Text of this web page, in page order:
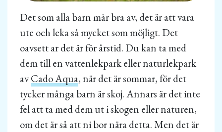
Det som alla barn mår bra av, det är att vara
ute och leka så mycket som möjligt. Det
oavsett ar det är för årstid. Du kan ta med
dem till en vattenlekpark eller naturlekpark
avCado Aqua, när det är sommar, för det
tycker många barn är skoj. Annars är det inte
fel att ta med dem ut i skogen eller naturen,
om det är så att ni bor nära detta. Men det är